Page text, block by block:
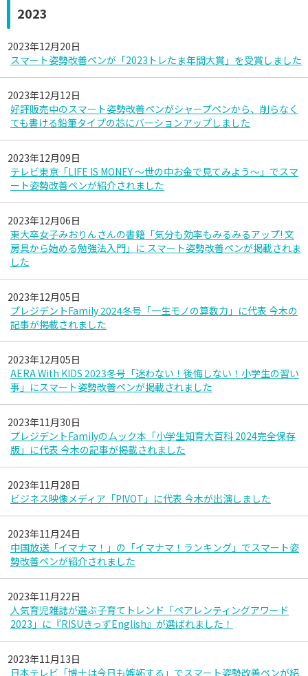
2023
2023年12月20日
スマート姿勢改善ペンが「2023トレたま年間大賞」を受賞しました
2023年12月12日
好評販売中のスマート姿勢改善ペンがシャープペンから、削らなく
ても書ける鉛筆タイプの芯にバーションアップしました
2023年12月09日
テレビ東京「LIFE IS MONEY ～世の中お金で見てみよう～」でスマ
ート姿勢改善ペンが紹介されました
2023年12月06日
東大卒女子みおりんさんの書籍「気分も効率もみるみるアップ! 文
房具から始める勉強法入門」に スマート姿勢改善ペンが掲載されま
した
2023年12月05日
プレジデントFamily 2024冬号「一生モノの算数力」に代表 今木の
記事が掲載されました
2023年12月05日
AERA With KIDS 2023冬号「迷わない！後悔しない！小学生の習い
事」にスマート姿勢改善ペンが掲載されました
2023年11月30日
プレジデントFamilyのムック本「小学生知育大百科 2024完全保存
版」に代表 今木の記事が掲載されました
2023年11月28日
ビジネス映像メディア「PIVOT」に代表 今木が出演しました
2023年11月24日
中国放送「イマナマ！」の「イマナマ！ランキング」でスマート姿
勢改善ペンが紹介されました
2023年11月22日
人気育児雑誌が選ぶ子育てトレンド「ペアレンティングアワード
2023」に『RISUきっずEnglish』が選ばれました！
2023年11月13日
日本テレビ「博士は今日も嫉妬する」でスマート姿勢改善ペンが紹